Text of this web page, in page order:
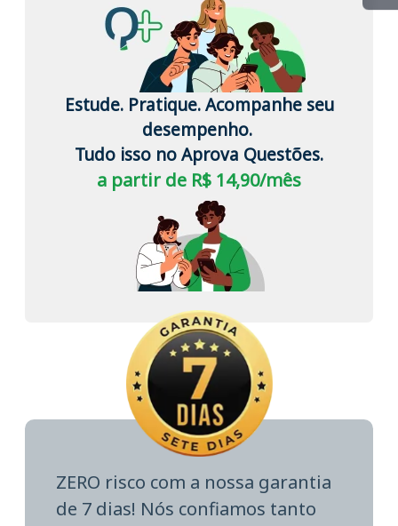
Estude. Pratique. Acompanhe seu
desempenho.
Tudo isso no Aprova Questões.
a partir de R$ 14,90/mês
ZERO risco com a nossa garantia
de 7 dias! Nós confiamos tanto